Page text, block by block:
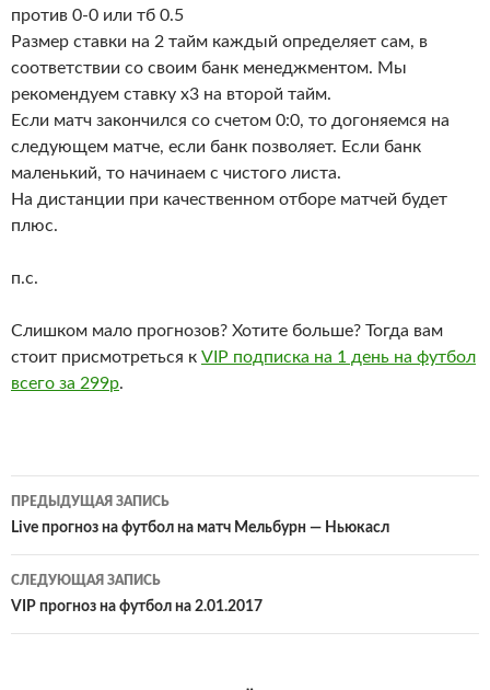
против 0-0 или тб 0.5
Размер ставки на 2 тайм каждый определяет сам, в
соответствии со своим банк менеджментом. Мы
рекомендуем ставку х3 на второй тайм.
Если матч закончился со счетом 0:0, то догоняемся на
следующем матче, если банк позволяет. Если банк
маленький, то начинаем с чистого листа.
На дистанции при качественном отборе матчей будет
плюс.
п.с.
Слишком мало прогнозов? Хотите больше? Тогда вам
стоит присмотреться к VIP подписка на 1 день на футбол
всего за 299р.
Навигация
по
записям
ПРЕДЫДУЩАЯ ЗАПИСЬ
Live прогноз на футбол на матч Мельбурн — Ньюкасл
СЛЕДУЮЩАЯ ЗАПИСЬ
VIP прогноз на футбол на 2.01.2017